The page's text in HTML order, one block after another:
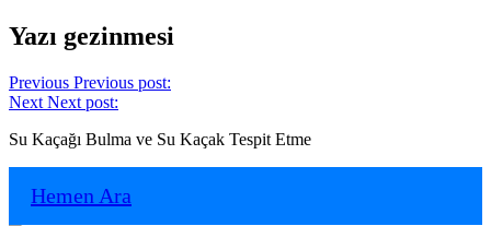
Yazı gezinmesi
Previous Previous post:
Next Next post:
Su Kaçağı Bulma ve Su Kaçak Tespit Etme
Hemen Ara